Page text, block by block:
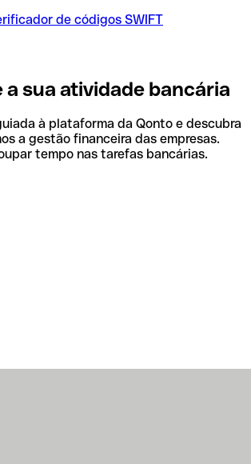
de códigos SWIFT
sua atividade bancária
à plataforma da Qonto e descubra
a gestão financeira das empresas.
tempo nas tarefas bancárias.